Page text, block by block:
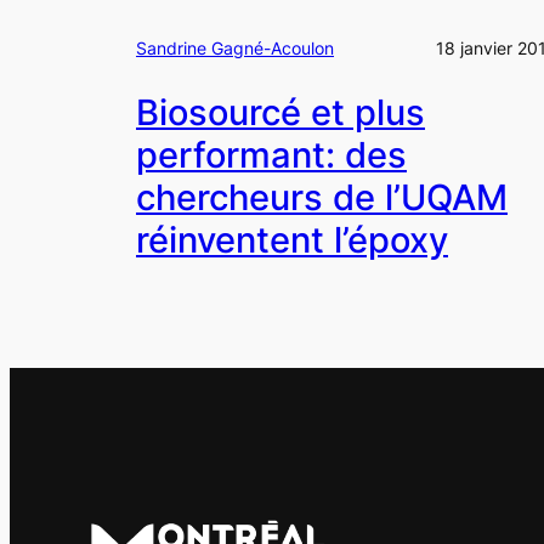
Sandrine Gagné-Acoulon 18 janvier
Biosourcé et plus
performant: des
chercheurs de l’UQAM
réinventent l’époxy